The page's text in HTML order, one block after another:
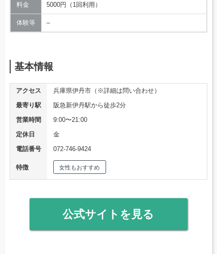
料金 5000円（1回利用）
体験等 –
基本情報
アクセス
兵庫県伊丹市（※詳細は問い合わせ）
最寄り駅
阪急新伊丹駅から徒歩2分
営業時間
9:00〜21:00
定休日
金
電話番号
072-746-9424
特徴 女性もおすすめ
公式サイトを見る